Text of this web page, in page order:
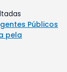
Públicos
pela